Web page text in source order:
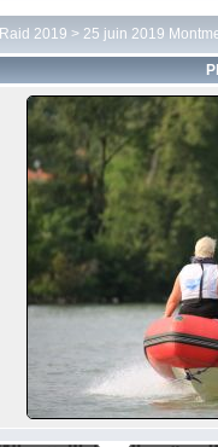
Raid 2019 > 25 juin 2019